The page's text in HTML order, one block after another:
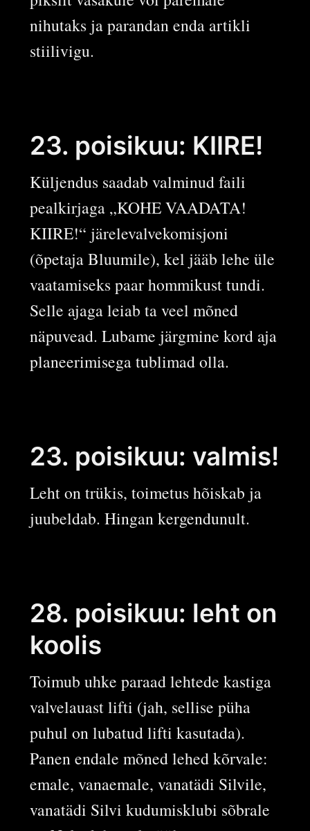
nihutaks ja parandan enda artikli
stiilivigu.
23. poisikuu: KIIRE!
Küljendus saadab valminud faili
pealkirjaga „KOHE VAADATA!
KIIRE!“ järelevalvekomisjoni
(õpetaja Bluumile), kel jääb lehe üle
vaatamiseks paar hommikust tundi.
Selle ajaga leiab ta veel mõned
näpuvead. Lubame järgmine kord aja
planeerimisega tublimad olla.
23. poisikuu: valmis!
Leht on trükis, toimetus hõiskab ja
juubeldab. Hingan kergendunult.
28. poisikuu: leht on
koolis
Toimub uhke paraad lehtede kastiga
valvelauast lifti (jah, sellise püha
puhul on lubatud lifti kasutada).
Panen endale mõned lehed kõrvale:
emale, vanaemale, vanatädi Silvile,
vanatädi Silvi kudumisklubi sõbrale